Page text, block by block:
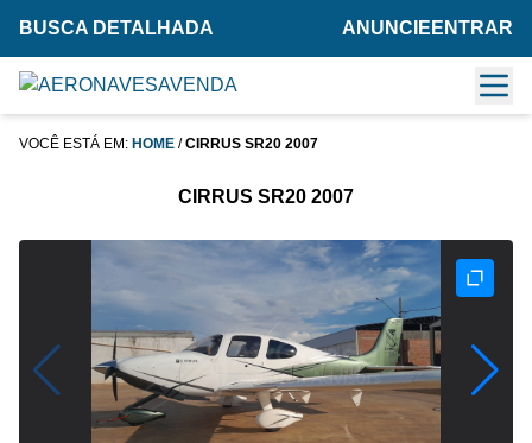
BUSCA DETALHADA ANUNCIE ENTRAR
VOCÊ ESTÁ EM: HOME /CIRRUS SR20 2007
CIRRUS SR20 2007